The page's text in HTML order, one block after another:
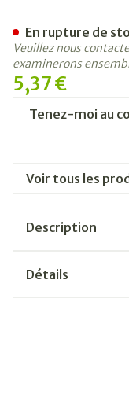
5,37 €
Tenez-moi au
En rupture de
Veuillez nous
examinerons
Voir tous les
Description
Détails